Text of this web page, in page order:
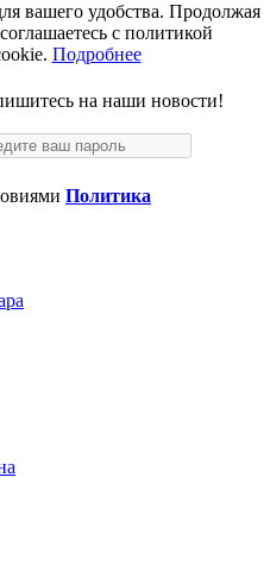
вашего удобства. Продолжая
с политикой
Подробнее
на наши новости!
Политика